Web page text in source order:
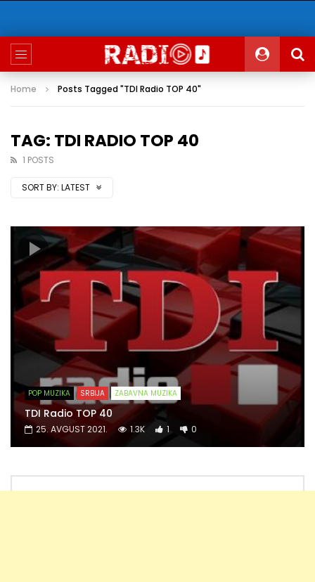
Home Posts Tagged "TDI Radio TOP 40"
TAG: TDI RADIO TOP 40
1 POSTS
SORT BY: LATEST
POP MUZIKA SRBIJA ZABAVNA MUZIKA
TDI Radio TOP 40
25. AVGUST 2021. 1.3K 1 0